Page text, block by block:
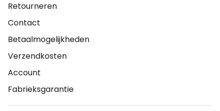
Retourneren
Contact
Betaalmogelijkheden
Verzendkosten
Account
Fabrieksgarantie